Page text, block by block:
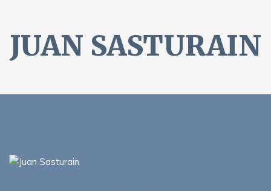
JUAN SASTURAIN